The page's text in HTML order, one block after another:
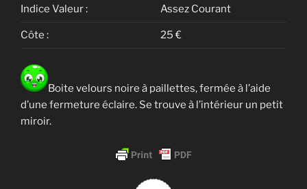
Indice Valeur : Assez Courant
Côte : 25 €
Boite velours noire à paillettes, fermée à l’aide
d’une fermeture éclaire. Se trouve à l’intérieur un petit
miroir.